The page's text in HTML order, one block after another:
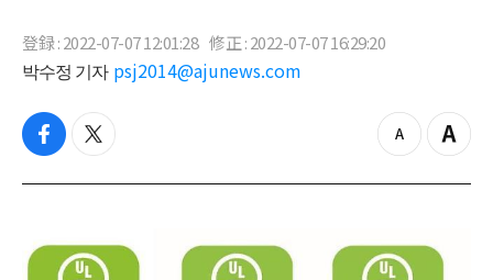
登録 : 2022-07-07 12:01:28 修正 : 2022-07-07 16:29:20
박수정 기자 psj2014@ajunews.com
f
c
o
t
i
e
r
z
o
u
t
Z
o